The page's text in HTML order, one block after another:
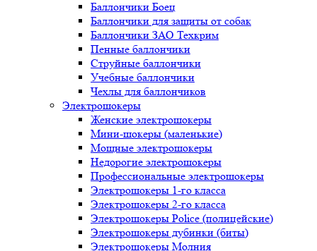
Баллончики Боец
Баллончики для защиты от собак
Баллончики ЗАО Техкрим
Пенные баллончики
Струйные баллончики
Учебные баллончики
Чехлы для баллончиков
Электрошокеры
Женские электрошокеры
Мини-шокеры (маленькие)
Мощные электрошокеры
Недорогие электрошокеры
Профессиональные электрошокеры
Электрошокеры 1-го класса
Электрошокеры 2-го класса
Электрошокеры Police (полицейские)
Электрошокеры дубинки (биты)
Электрошокеры Молния